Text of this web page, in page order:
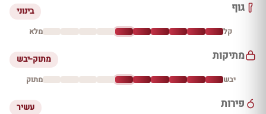
גוף בינוני
קל מלא
מתיקות מתוק-יבש
יבש מתוק
פירות עשיר